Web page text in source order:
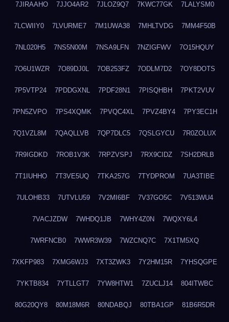
7JIRAAHO 7JJO4AR2 7JLOZ9Q7 7KWC77GK 7LALYSM0
7LCWIIY0 7LVURME7 7M1UWA38 7MHLTVDG 7MM4F50B
7NL020H5 7NS5N00M 7NSA9LFN 7NZIGFWV 7O15HQUY
7O6U1WZR 7O89DJ0L 7OB253FZ 7ODLM7D2 7OY8DOTS
7P5VTP24 7PDDGXNL 7PDF28N1 7PISQHBH 7PKT2VUV
7PN5ZVPO 7PS4XQMK 7PVQC4XL 7PVZ4BY4 7PY3EC1H
7Q1VZL8M 7QAQLLVB 7QP7DLC5 7QSLGYCU 7R0ZOLUX
7R9IGDKD 7ROB1V3K 7RPZVSPJ 7RX9CIDZ 7SH2DRLB
7T1IUHHO 7T3VE5UQ 7TKA257G 7TYDPROM 7UA3TIBE
7ULOHB33 7UTVLU59 7V2MI6BF 7V37GO5C 7V513WU4
7VACJZDW 7WHDQ1JB 7WHY4Z0N 7WQXY6L4
7WRFNCB0 7WWR3W39 7WZCNQ7C 7X1TM5XQ
7XKFP983 7XMG6WJ3 7XT3ZWK3 7Y2HM15R 7YHSQGPE
7YKTB834 7YTLLGT7 7YW8HTW1 7ZUCLJ14 804ITWBC
80G20QY8 80M18M6R 80NDABQJ 80TBA1GP 81B6R5DR